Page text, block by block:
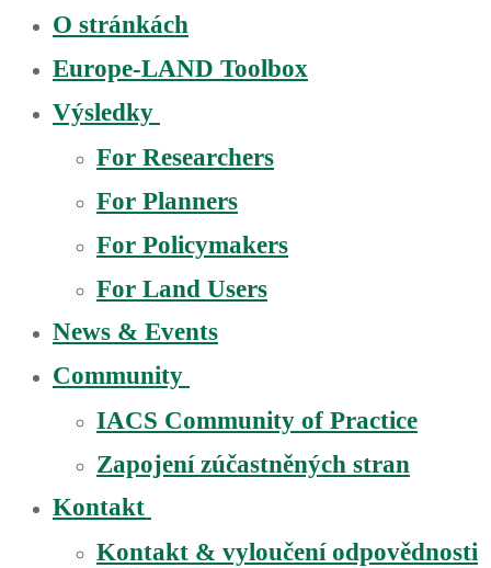
O stránkách
Europe-LAND Toolbox
Výsledky
For Researchers
For Planners
For Policymakers
For Land Users
News & Events
Community
IACS Community of Practice
Zapojení zúčastněných stran
Kontakt
Kontakt & vyloučení odpovědnosti